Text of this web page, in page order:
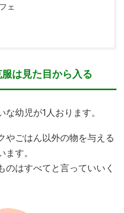
ェ
は見た目から入る
幼児が1人おります。
やごはん以外の物を与える
す。
のはすべてと言っていいく